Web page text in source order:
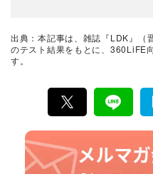
て見つけた「本当
選してあなたにお
出典：本記事は、雑誌『LDK』（
のテスト結果をもとに、360LiFE
す。